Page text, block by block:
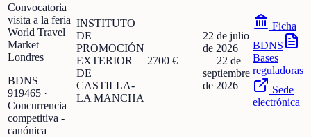
Convocatoria
visita a la feria
World Travel
Market
Londres
BDNS
919465 ·
Concurrencia
competitiva -
canónica
INSTITUTO
DE
PROMOCIÓN
EXTERIOR
DE
CASTILLA-
LA MANCHA
2700 €
22 de julio
de 2026
— 22 de
septiembre
de 2026
Ficha
BDNS
Bases
reguladoras
Sede
electrónica